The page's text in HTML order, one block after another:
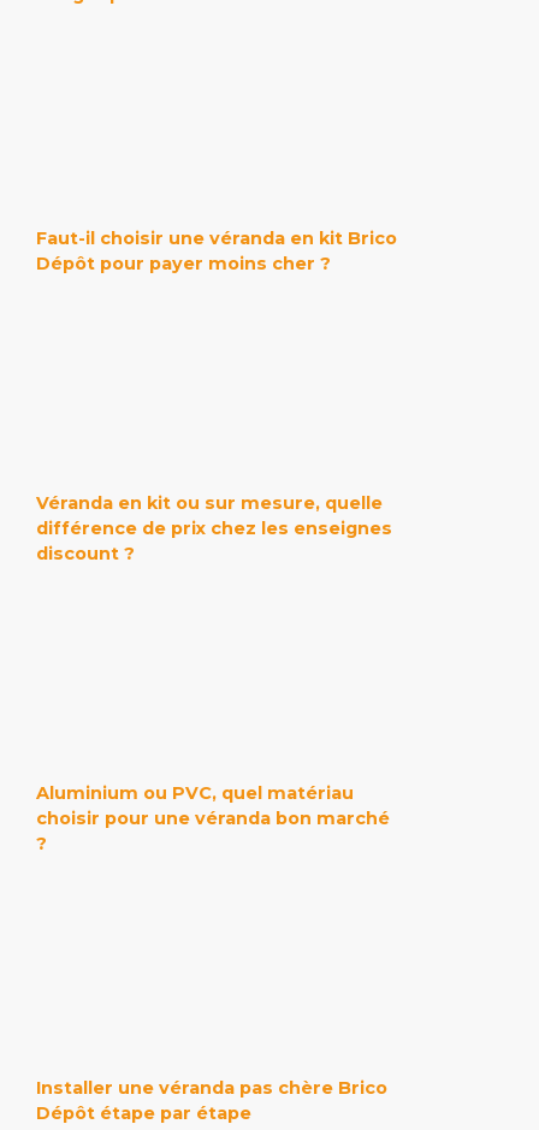
Faut-il choisir une véranda en kit Brico
Dépôt pour payer moins cher ?
Véranda en kit ou sur mesure, quelle
différence de prix chez les enseignes
discount ?
Aluminium ou PVC, quel matériau
choisir pour une véranda bon marché
?
Installer une véranda pas chère Brico
Dépôt étape par étape